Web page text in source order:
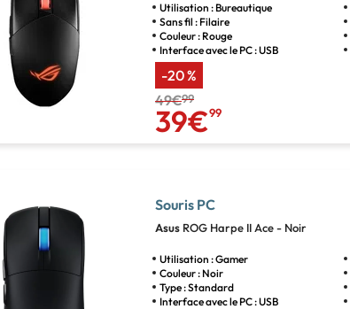
Utilisation : Bureautique
Sans fil : Filaire
Couleur : Rouge
Interface avec le PC : USB
-20 %
49€99
39€99
Souris PC
Asus ROG Harpe II Ace - Noir
Utilisation : Gamer
Couleur : Noir
Type : Standard
Interface avec le PC : USB